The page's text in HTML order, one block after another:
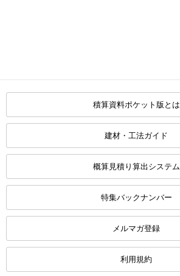
積算資料ポケット版とは
建材・工法ガイド
概算見積り算出システム
特集バックナンバー
メルマガ登録
利用規約